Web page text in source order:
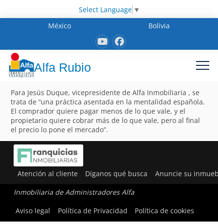
Select Language ▼
México
Bolivia
Alfa Rubio
Para Jesús Duque, vicepresidente de Alfa Inmobiliaria , se
trata de “una práctica asentada en la mentalidad española.
El comprador quiere pagar menos de lo que vale, y el
propietario quiere cobrar más de lo que vale, pero al final
el precio lo pone el mercado”.
Atención al cliente Díganos qué busca Anuncie su
Inmobiliaria de Administradores Alfa
Aviso legal
Política de Privacidad Política de cookies